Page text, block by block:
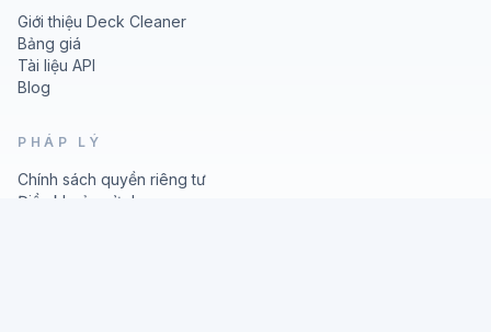
Giới thiệu Deck Cleaner
Bảng giá
Tài liệu API
Blog
PHÁP LÝ
Chính sách quyền riêng tư
Điều khoản sử dụng